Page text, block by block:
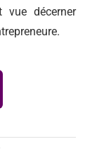
vue décerner